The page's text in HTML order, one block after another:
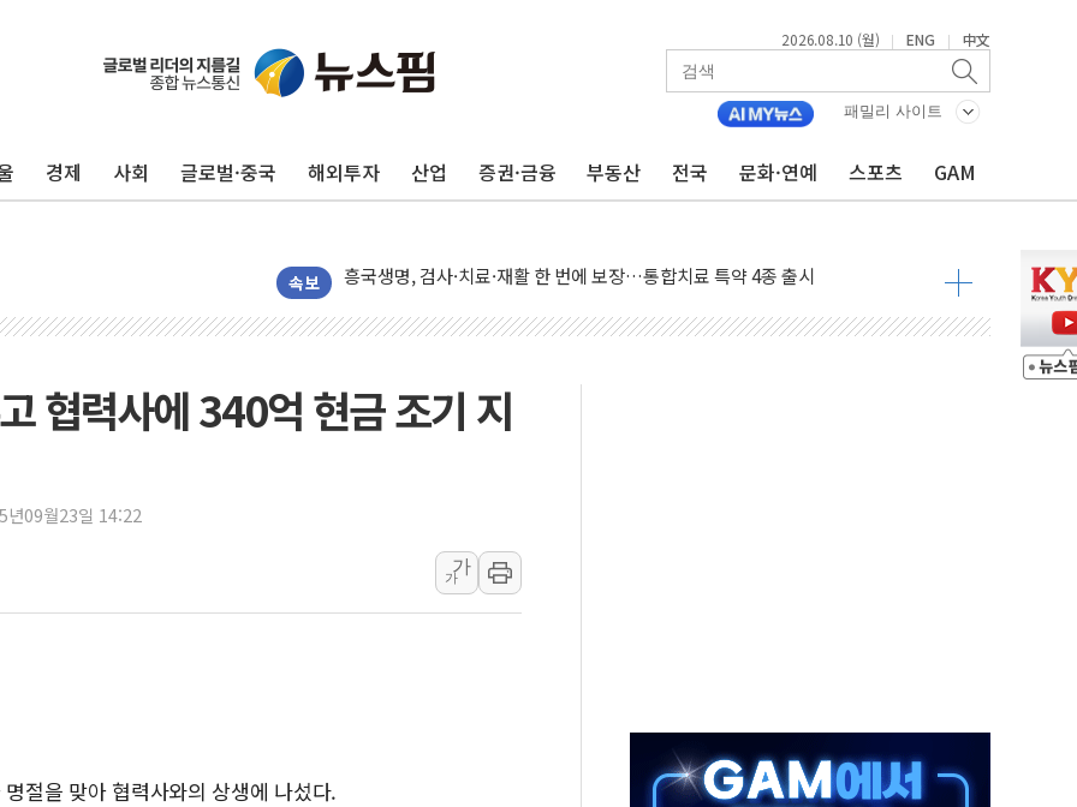
2026.08.10 (월) | ENG | 中文
패밀리 사이트
경제 사회 글로벌·중국 해외투자 산업 증권·금융 부동산 전국 문화·연예 스포츠 GAM
속보
김건희, '로저비비에 선물' 김기현 부부 재판 출석…과태료 언급에 "깎아주세요"
"HBF 표준 공개로 상용화 속도…HBM 후공정株 수혜 전망" - 그로쓰리서치
NH농협금융, '경영계획 Review' 첫 도입…하반기 전략 점검
신창재 교보생명 의장 "수수료 분급제, 보험업계 '머니게임' 바로잡을 계기"
'반도체 독주' 끝나나…이번 달 非반도체가 더 뛰었다
신한카드·홈앤쇼핑, 전통시장 활성화 맞손…빅데이터로 성장시장 발굴
웰컴저축은행, 전 직원 '1인 1 AI 에이전트' 도입
종합특검, '채상병 사건 관여' 황유성 前방첩사령관 구속영장
선관위 국조특위, '재검표 일정' 두고 여야 충돌
대화 나누는 윤상현-서범수
유럽 증시, '싸구려' 꼬리표 떼고 질주…글로벌 자금 몰린다
협력사에 340억 현금 조기 지
년09월23일 14:22
가
가
절을 맞아 협력사와의 상생에 나섰다.